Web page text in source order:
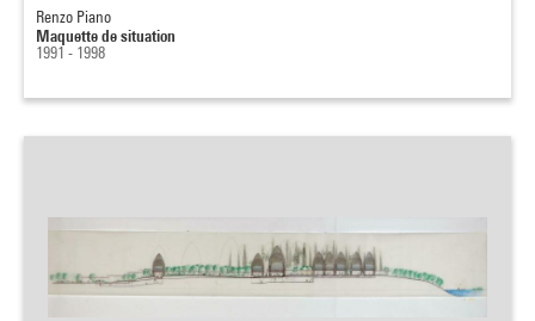
Renzo Piano
Maquette de situation
1991 - 1998